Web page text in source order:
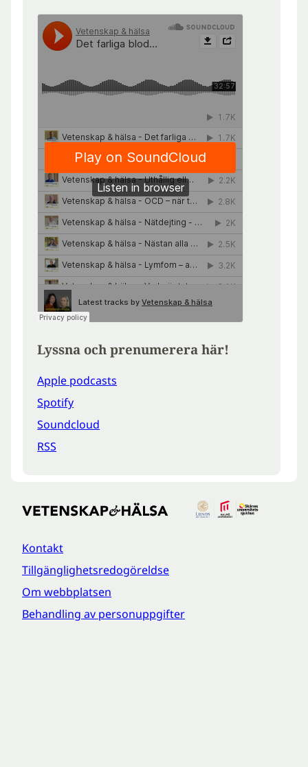
Lyssna och prenumerera här!
Apple podcasts
Spotify
Soundcloud
RSS
Kontakt
Tillgänglighetsredogöreldse
Om webbplatsen
Behandling av personuppgifter